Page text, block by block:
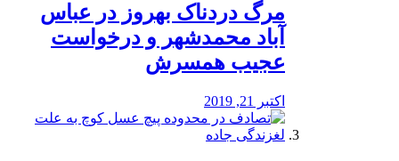
مرگ دردناک بهروز در عباس
آباد محمدشهر و درخواست
عجیب همسرش
اکتبر 21, 2019